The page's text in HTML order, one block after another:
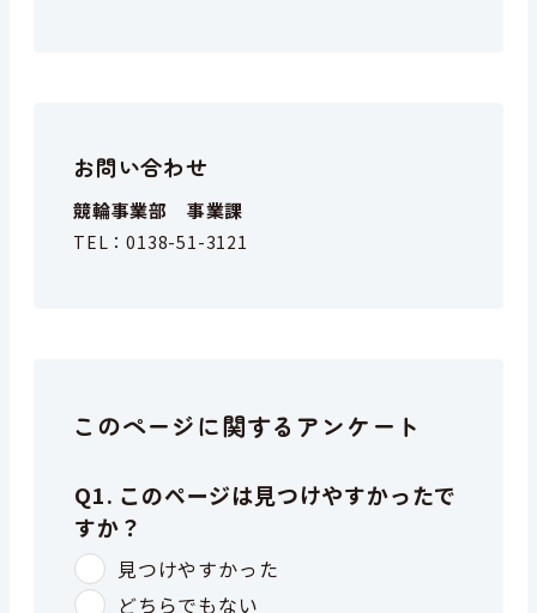
お問い合わせ
競輪事業部 事業課
TEL：0138-51-3121
このページに関するアンケート